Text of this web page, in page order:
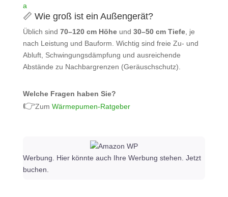
a
📏 Wie groß ist ein Außengerät?
Üblich sind 70–120 cm Höheund 30–50 cm Tiefe, je
nach Leistung und Bauform. Wichtig sind freie Zu‑ und
Abluft, Schwingungsdämpfung und ausreichende
Abstände zu Nachbargrenzen (Geräuschschutz).
Welche Fragen haben Sie?
👉Zum Wärmepumen-Ratgeber
Werbung. Hier könnte auch Ihre Werbung stehen. Jetzt
buchen.